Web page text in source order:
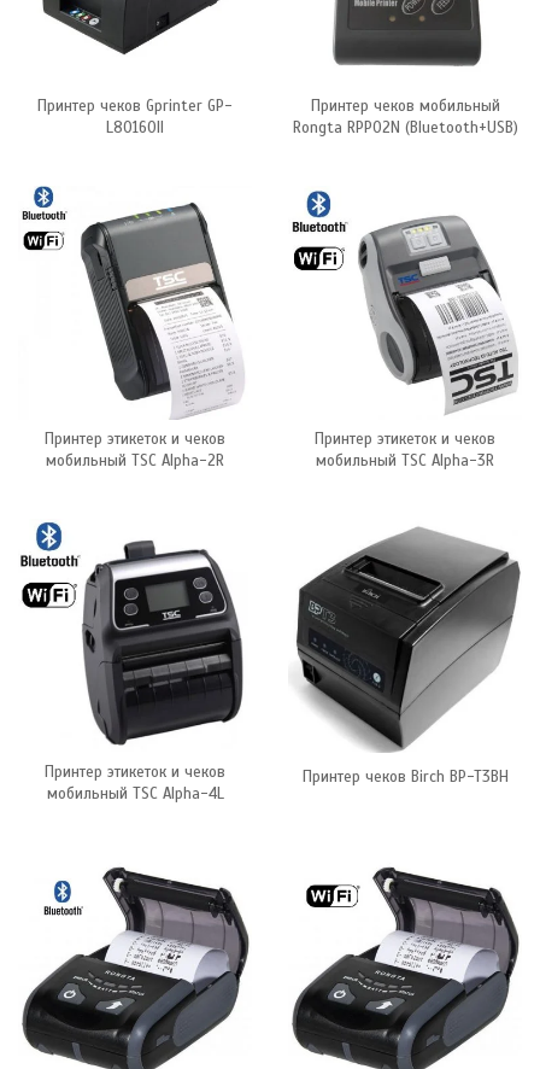
Принтер чеков Gprinter GP-
L80160II
Принтер чеков мобильный
Rongta RPP02N (Bluetooth+USB)
Принтер этикеток и чеков
мобильный TSC Alpha-2R
Принтер этикеток и чеков
мобильный TSC Alpha-3R
Принтер этикеток и чеков
мобильный TSC Alpha-4L
Принтер чеков Birch BP-T3BH